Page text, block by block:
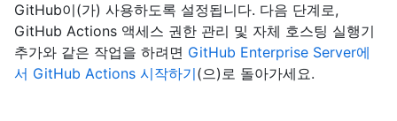
GitHub이(가) 사용하도록 설정됩니다. 다음 단계로,
GitHub Actions 액세스 권한 관리 및 자체 호스팅 실행기
추가와 같은 작업을 하려면 GitHub Enterprise Server에
서 GitHub Actions 시작하기(으)로 돌아가세요.